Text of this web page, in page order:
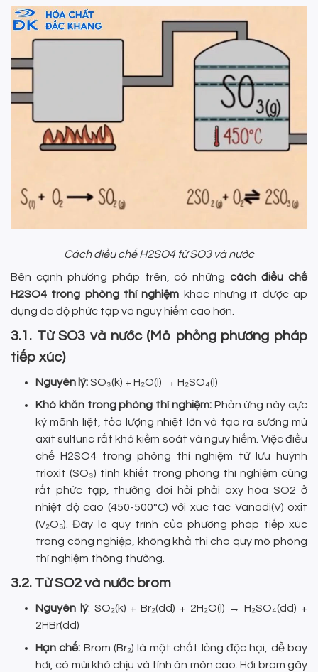
Cách điều chế H2SO4 từ SO3 và nước
Bên cạnh phương pháp trên, có nhữngcách điều chế
H2SO4 trong phòng thí nghiệm khác nhưng ít được áp
dụng do độ phức tạp và nguy hiểm cao hơn.
3.1. Từ SO3 và nước (Mô phỏng phương pháp
tiếp xúc)
Nguyên lý:SO₃(k) + H₂O(l) → H₂SO₄(l)
Khó khăn trong phòng thí nghiệm: Phản ứng này cực
kỳ mãnh liệt, tỏa lượng nhiệt lớn và tạo ra sương mù
axit sulfuric rất khó kiểm soát và nguy hiểm. Việc điều
chế H2SO4 trong phòng thí nghiệm từ lưu huỳnh
trioxit (SO₃) tinh khiết trong phòng thí nghiệm cũng
rất phức tạp, thường đòi hỏi phải oxy hóa SO2 ở
nhiệt độ cao (450-500°C) với xúc tác Vanadi(V) oxit
(V₂O₅). Đây là quy trình của phương pháp tiếp xúc
trong công nghiệp, không khả thi cho quy mô phòng
thí nghiệm thông thường.
3.2. Từ SO2 và nước brom
Nguyên lý: SO₂(k) + Br₂(dd) + 2H₂O(l) → H₂SO₄(dd) +
2HBr(dd)
Hạn chế: Brom (Br₂) là một chất lỏng độc hại, dễ bay
hơi, có mùi khó chịu và tính ăn mòn cao. Hơi brom gây